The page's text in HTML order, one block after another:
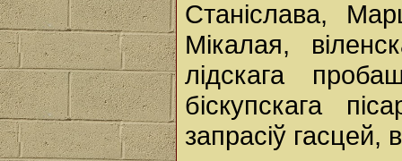
Станіслава,
Мікалая,
лідскага
біскупскага
запрасіў гасцей,